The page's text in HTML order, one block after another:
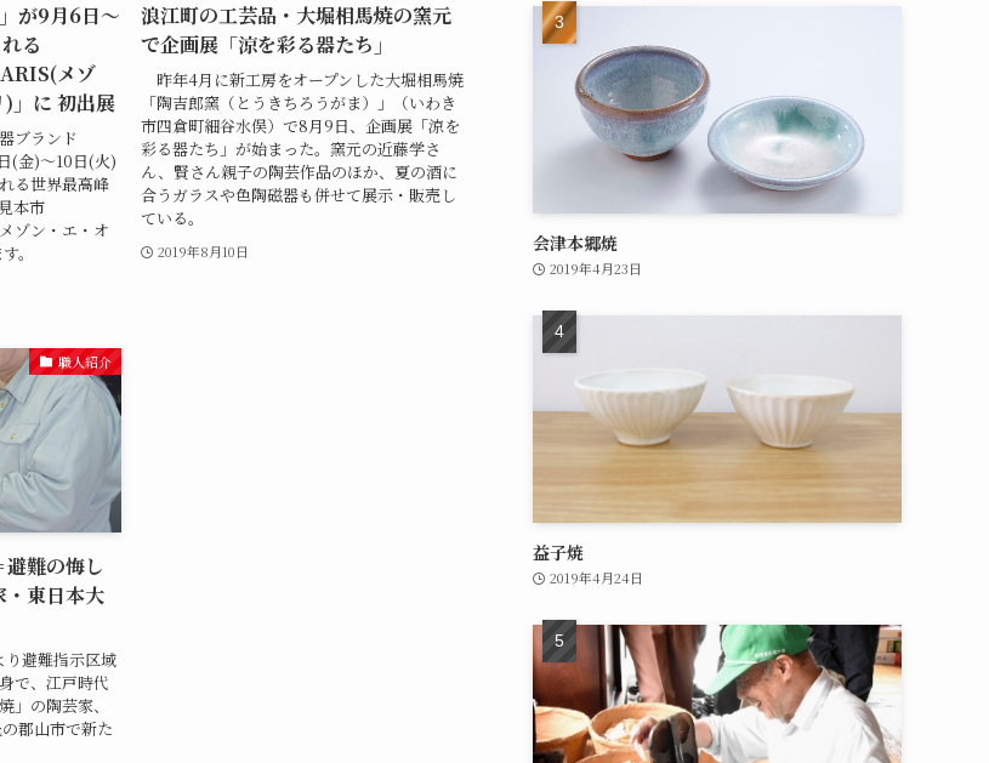
が9月6日～
る
メゾ
)」に 初出展
ブランド
(金)～10日(火)
る世界最高峰
本市
ゾン・エ・オ
。
浪江町の工芸品・大堀相馬焼の窯元
で企画展「涼を彩る器たち」
昨年4月に新工房をオープンした大堀相馬焼
「陶吉郎窯（とうきちろうがま）」（いわき
市四倉町細谷水俣）で8月9日、企画展「涼を
彩る器たち」が始まった。窯元の近藤学さ
ん、賢さん親子の陶芸作品のほか、夏の酒に
合うガラスや色陶磁器も併せて展示・販売し
ている。
2019年8月10日
職人紹介
避難の悔し
・東日本大
り避難指示区域
で、江戸時代
」の陶芸家、
郡山市で新た
会津本郷焼
2019年4月23日
益子焼
2019年4月24日